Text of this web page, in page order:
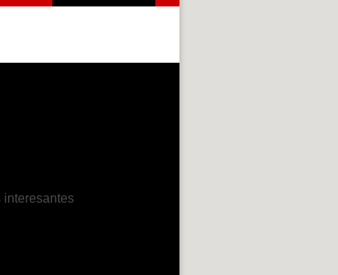
interesantes